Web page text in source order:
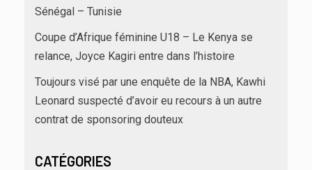
Sénégal – Tunisie
Coupe d’Afrique féminine U18 – Le Kenya se
relance, Joyce Kagiri entre dans l’histoire
Toujours visé par une enquête de la NBA, Kawhi
Leonard suspecté d’avoir eu recours à un autre
contrat de sponsoring douteux
CATÉGORIES